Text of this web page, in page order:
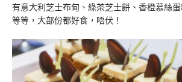
有意大利芝士布甸、綠茶芝士餅、香橙慕絲
等等，大部份都好食，唔伏！